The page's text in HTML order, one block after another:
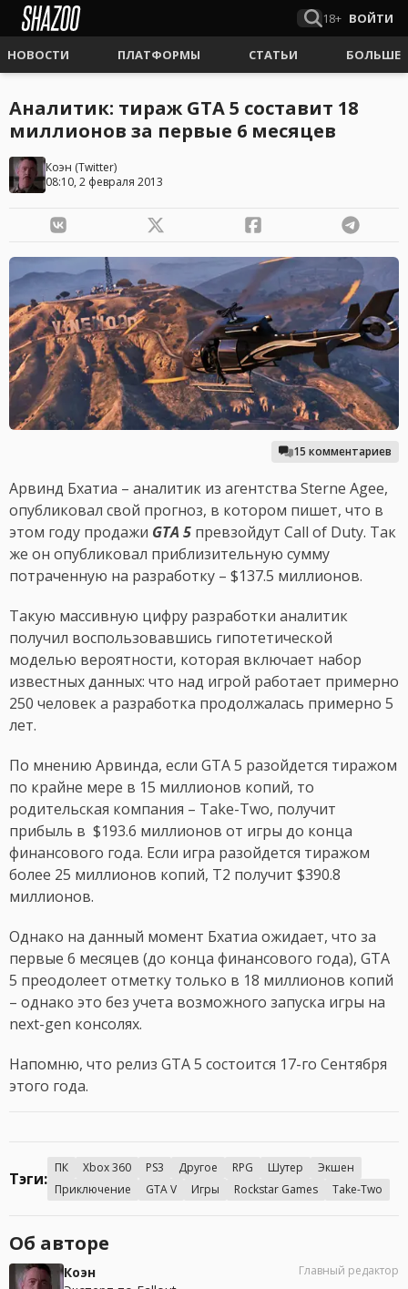
18+ ВОЙТИ
НОВОСТИ ПЛАТФОРМЫ СТАТЬИ БОЛЬШЕ
Аналитик: тираж GTA 5 составит 18
миллионов за первые 6 месяцев
Коэн (Twitter)
08:10, 2 февраля 2013
15 комментариев
Арвинд Бхатиа – аналитик из агентства Sterne Agee,
опубликовал свой прогноз, в котором пишет, что в
этом году продажи GTA 5 превзойдут Call of Duty. Так
же он опубликовал приблизительную сумму
потраченную на разработку – $137.5 миллионов.
Такую массивную цифру разработки аналитик
получил воспользовавшись гипотетической
моделью вероятности, которая включает набор
известных данных: что над игрой работает примерно
250 человек а разработка продолжалась примерно 5
лет.
По мнению Арвинда, если GTA 5 разойдется тиражом
по крайне мере в 15 миллионов копий, то
родительская компания – Take-Two, получит
прибыль в $193.6 миллионов от игры до конца
финансового года. Если игра разойдется тиражом
более 25 миллионов копий, T2 получит $390.8
миллионов.
Однако на данный момент Бхатиа ожидает, что за
первые 6 месяцев (до конца финансового года), GTA
5 преодолеет отметку только в 18 миллионов копий
– однако это без учета возможного запуска игры на
next-gen консолях.
Напомню, что релиз GTA 5 состоится 17-го Сентября
этого года.
Тэги:
ПК Xbox 360 PS3 Другое RPG Шутер
Экшен
Приключение
GTA V Игры Rockstar Games Take-Two
Об авторе
Коэн
Главный редактор